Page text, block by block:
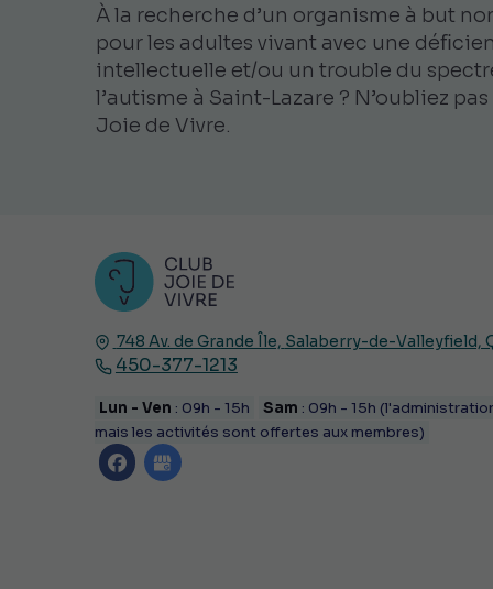
À la recherche d’un organisme à but
pour les adultes vivant avec une
intellectuelle et/ou un trouble du
l’autisme à Saint-Lazare ? N’oubliez
Joie de Vivre.
748 Av. de Grande Île, Salaberry-de-Valleyfield,
450-377-1213
Lun - Ven : 09h - 15h Sam : 09h - 15h
mais les activités sont offertes aux membres)